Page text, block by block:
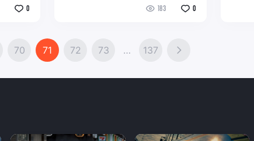
0 183 0
70 71 72 73 … 137